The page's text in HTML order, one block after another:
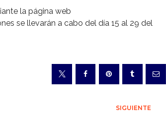
la página web
se llevarán a cabo del día 15 al 29 del
SIGUIENTE